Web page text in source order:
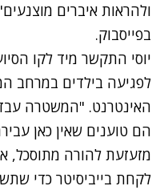
ולהראות איברים
בפייסבוק.
לפגיעה בילדים במרחב
האינטרנט. "המשטרה
הם טוענים שאין כאן
מזעזעת להורה מתוסכל,
לקחת בייביסיטר כדי